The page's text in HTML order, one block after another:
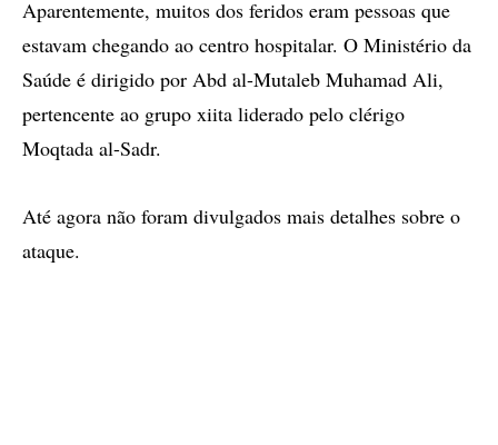
Aparentemente, muitos dos feridos eram pessoas que
estavam chegando ao centro hospitalar. O Ministério da
Saúde é dirigido por Abd al-Mutaleb Muhamad Ali,
pertencente ao grupo xiita liderado pelo clérigo
Moqtada al-Sadr.
Até agora não foram divulgados mais detalhes sobre o
ataque.